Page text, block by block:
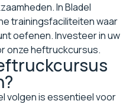
In Bladel
trainingsfaciliteiten waar
oefenen. Investeer in uw
onze heftruckcursus.
volgen is essentieel voor